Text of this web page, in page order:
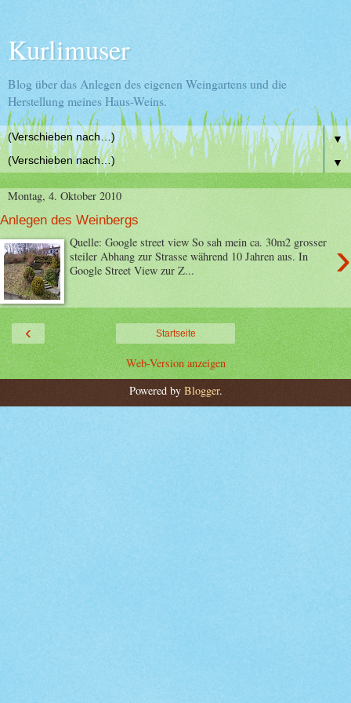
Kurlimuser
Blog über das Anlegen des eigenen Weingartens und die
Herstellung meines Haus-Weins.
▼
▼
Montag, 4. Oktober 2010
Anlegen des Weinbergs
›
Quelle: Google street view So sah mein ca. 30m2 grosser
steiler Abhang zur Strasse während 10 Jahren aus. In
Google Street View zur Z...
‹ Startseite
Web-Version anzeigen
Powered by Blogger.